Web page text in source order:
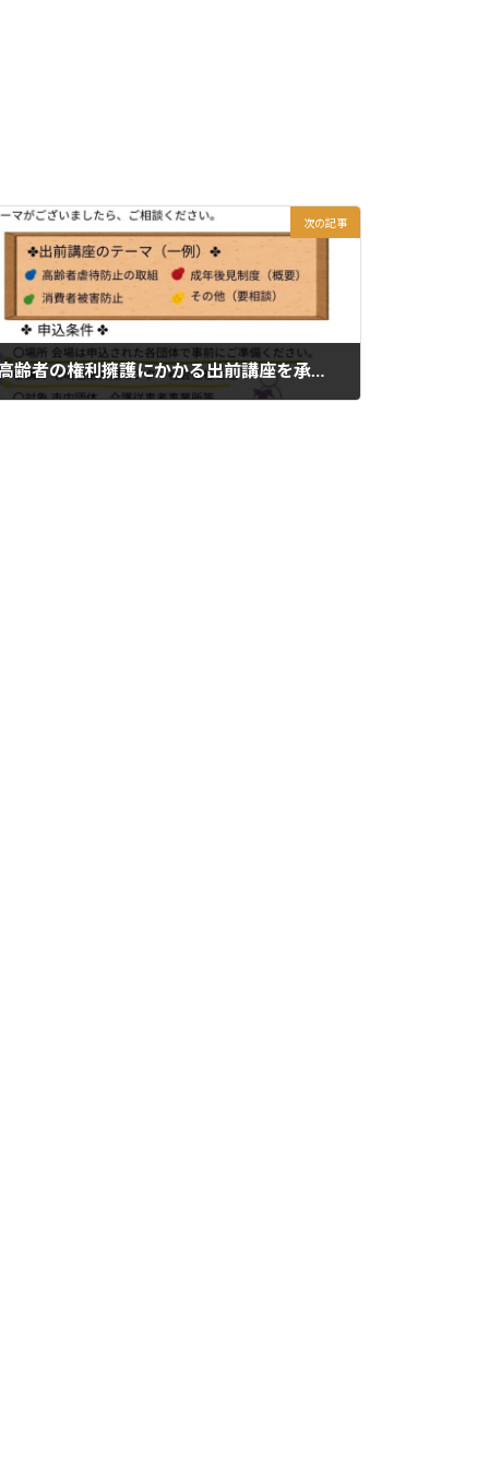
次の記事
高齢者の権利擁護にかかる出前講座を承ります。